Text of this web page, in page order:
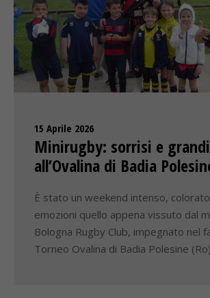
15 Aprile 2026
Minirugby: sorrisi e
all’Ovalina di Badia
È stato un weekend intenso,
emozioni quello appena vissuto dal
Bologna Rugby Club, impegnato nel
Torneo Ovalina di Badia Polesine (Ro)